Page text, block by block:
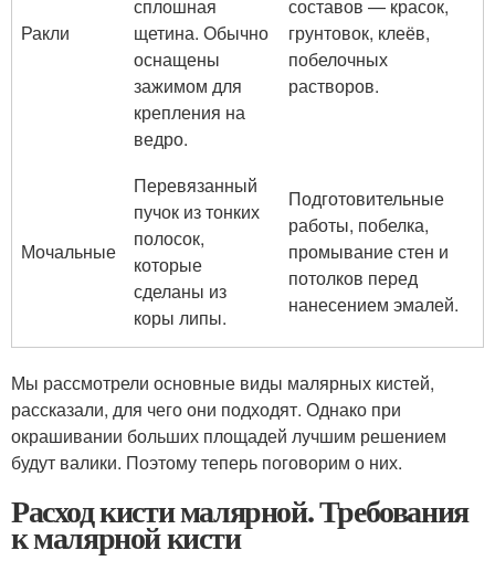
Ракли
сплошная
щетина. Обычно
оснащены
зажимом для
крепления на
ведро.
составов — красок,
грунтовок, клеёв,
побелочных
растворов.
Мочальные
Перевязанный
пучок из тонких
полосок,
которые
сделаны из
коры липы.
Подготовительные
работы, побелка,
промывание стен и
потолков перед
нанесением эмалей.
Мы рассмотрели основные виды малярных кистей,
рассказали, для чего они подходят. Однако при
окрашивании больших площадей лучшим решением
будут валики. Поэтому теперь поговорим о них.
Расход кисти малярной. Требования
к малярной кисти